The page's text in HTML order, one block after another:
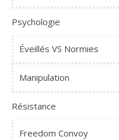
Psychologie
Éveillés VS Normies
Manipulation
Résistance
Freedom Convoy